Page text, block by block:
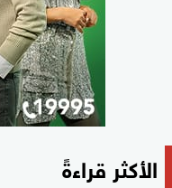
الأكثر قراءةً